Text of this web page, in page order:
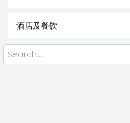
酒店及餐饮